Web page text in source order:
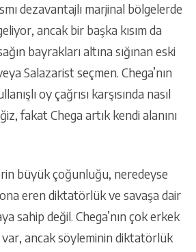
dezavantajlı marjinal bölgelerde
ancak bir başka kısım da
bayrakları altına sığınan eski
Salazarist seçmen. Chega’nın
oy çağrısı karşısında nasıl
fakat Chega artık kendi alanını
büyük çoğunluğu, neredeyse
eren diktatörlük ve savaşa dair
sahip değil. Chega’nın çok erkek
var, ancak söyleminin diktatörlük